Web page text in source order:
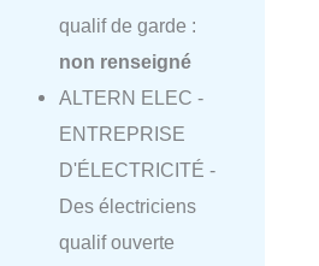
qualif de garde :
non renseigné
ALTERN ELEC -
ENTREPRISE
D'ÉLECTRICITÉ -
Des électriciens
qualif ouverte